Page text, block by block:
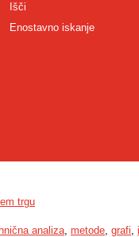
Išči
Enostavno iskanje
trgu
analiza, metode, grafi,